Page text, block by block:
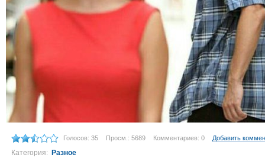
Голосов: 35 Просм.: 5689 Комментариев: 0 Добавить
Категория: Разное